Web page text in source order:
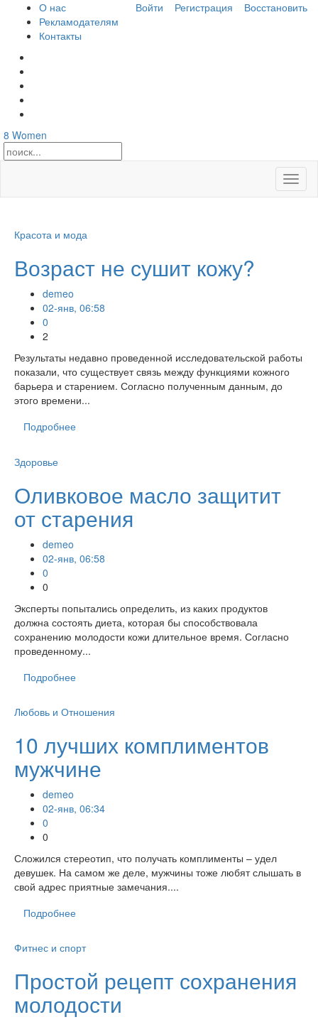
Войти Регистрация Восстановить
О нас
Рекламодателям
Контакты
8 Women
меню
Красота и мода
Возраст не сушит кожу?
demeo
02-янв, 06:58
0
2
Результаты недавно проведенной исследовательской работы
показали, что существует связь между функциями кожного
барьера и старением. Согласно полученным данным, до
этого времени...
Подробнее
Здоровье
Оливковое масло защитит
от старения
demeo
02-янв, 06:58
0
0
Эксперты попытались определить, из каких продуктов
должна состоять диета, которая бы способствовала
сохранению молодости кожи длительное время. Согласно
проведенному...
Подробнее
Любовь и Отношения
10 лучших комплиментов
мужчине
demeo
02-янв, 06:34
0
0
Сложился стереотип, что получать комплименты – удел
девушек. На самом же деле, мужчины тоже любят слышать в
свой адрес приятные замечания....
Подробнее
Фитнес и спорт
Простой рецепт сохранения
молодости